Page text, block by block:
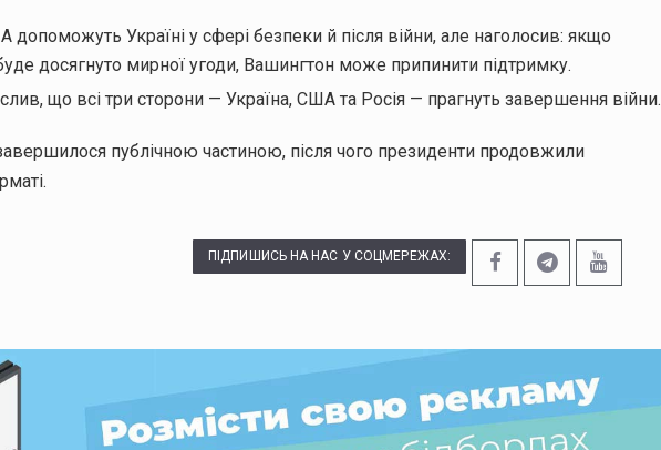
Україні у сфері безпеки й після війни, але наголосив: якщо
досягнуто мирної угоди, Вашингтон може припинити підтримку.
що всі три сторони — Україна, США та Росія — прагнуть завершення війни.
публічною частиною, після чого президенти продовжили
ПІДПИШИСЬ НА НАС У СОЦМЕРЕЖАХ: